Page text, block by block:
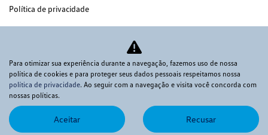
Política de privacidade
CNPJ: 60.830.284/0003-37
Desacelere. Seu bem maior é a vida.
Desenvolvido pela DEALERSPACE ® Direitos Reservados.
Para otimizar sua experiência durante a navegação, fazemos uso de nossa
política de cookies e para proteger seus dados pessoais respeitamos nossa
política de privacidade. Ao seguir com a navegação e visita você concorda com
nossas políticas.
Aceitar Recusar